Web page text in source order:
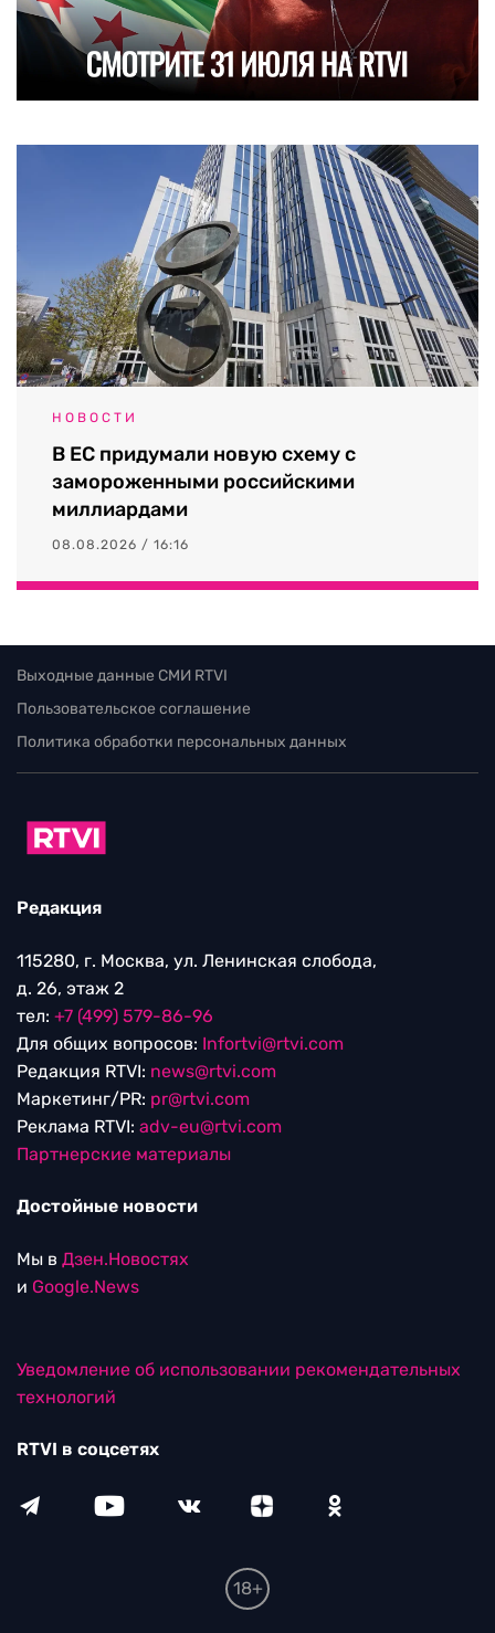
НОВОСТИ
В ЕС придумали новую схему с
замороженными российскими
миллиардами
08.08.2026 / 16:16
Выходные данные СМИ RTVI
Пользовательское соглашение
Политика обработки персональных данных
Редакция
115280, г. Москва, ул. Ленинская слобода,
д. 26, этаж 2
тел: +7 (499) 579-86-96
Для общих вопросов: Infortvi@rtvi.com
Редакция RTVI: news@rtvi.com
Маркетинг/PR: pr@rtvi.com
Реклама RTVI: adv-eu@rtvi.com
Партнерские материалы
Достойные новости
Мы в Дзен.Новостях
и Google.News
Уведомление об использовании рекомендательных
технологий
RTVI в соцсетях
18+